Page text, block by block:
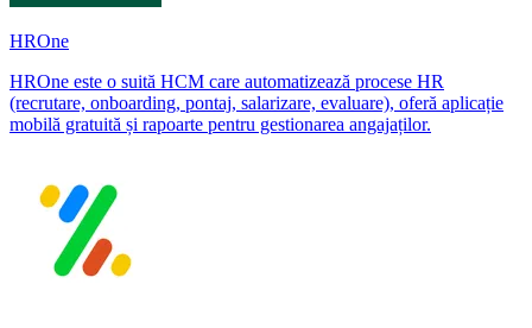
HROne
HROne este o suită HCM care automatizează procese HR
(recrutare, onboarding, pontaj, salarizare, evaluare), oferă aplicație
mobilă gratuită și rapoarte pentru gestionarea angajaților.